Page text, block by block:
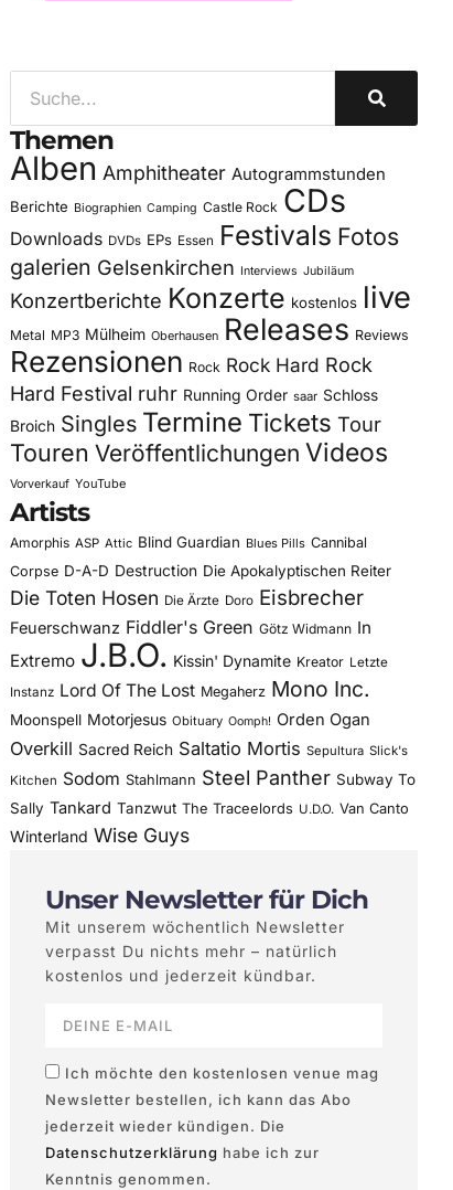
Themen
Alben Amphitheater Autogrammstunden
Berichte Biographien Camping Castle Rock CDs
Downloads DVDs EPs Essen Festivals Fotos
galerien Gelsenkirchen Interviews Jubiläum
Konzertberichte Konzerte kostenlos live
Metal MP3 Mülheim Oberhausen Releases Reviews
Rezensionen Rock Rock Hard Rock
Hard Festival ruhr Running Order saar Schloss
Broich Singles Termine Tickets Tour
Touren Veröffentlichungen Videos
Vorverkauf YouTube
Artists
Amorphis ASP Attic Blind Guardian Blues Pills Cannibal
Corpse D-A-D Destruction Die Apokalyptischen Reiter
Die Toten Hosen Die Ärzte Doro Eisbrecher
Feuerschwanz Fiddler's Green Götz Widmann In
Extremo J.B.O. Kissin' Dynamite Kreator Letzte
Instanz Lord Of The Lost Megaherz Mono Inc.
Moonspell Motorjesus Obituary Oomph! Orden Ogan
Overkill Sacred Reich Saltatio Mortis Sepultura Slick's
Kitchen Sodom Stahlmann Steel Panther Subway To
Sally Tankard Tanzwut The Traceelords U.D.O. Van Canto
Winterland Wise Guys
Unser Newsletter für Dich
Mit unserem wöchentlich Newsletter
verpasst Du nichts mehr – natürlich
kostenlos und jederzeit kündbar.
Ich möchte den kostenlosen venue mag
Newsletter bestellen, ich kann das Abo
jederzeit wieder kündigen. Die
Datenschutzerklärung habe ich zur
Kenntnis genommen.